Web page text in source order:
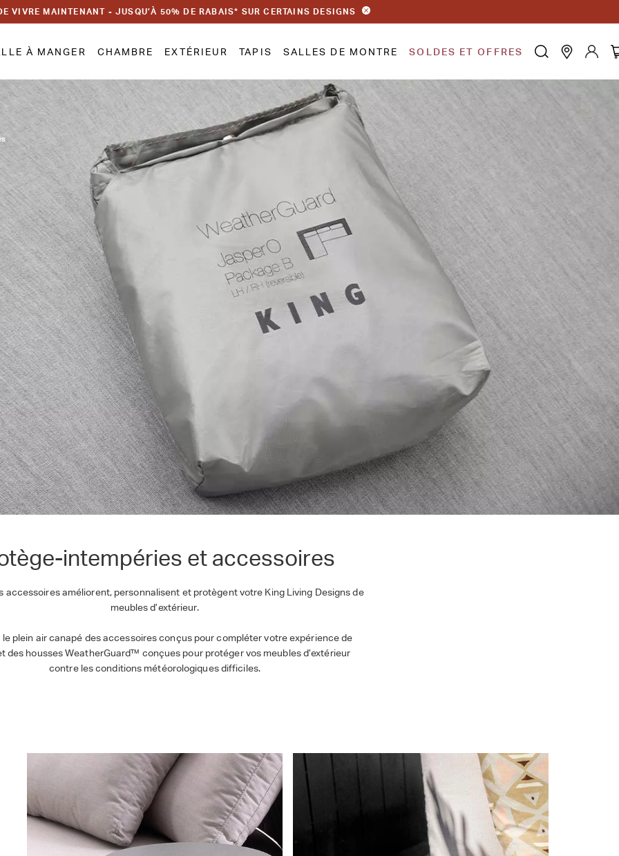
VIVRE MAINTENANT - JUSQU’À 50% DE RABAIS* SUR CERTAINS DESIGNS
À MANGER CHAMBRE EXTÉRIEUR TAPIS SALLES DE MONTRE SOLDES ET OFFRES
intempéries et accessoires
accessoires améliorent, personnalisent et protègent votre King Living Designs de
meubles d’extérieur.
le plein air canapé des accessoires conçus pour compléter votre expérience de
des housses WeatherGuard™ conçues pour protéger vos meubles d’extérieur
contre les conditions météorologiques difficiles.